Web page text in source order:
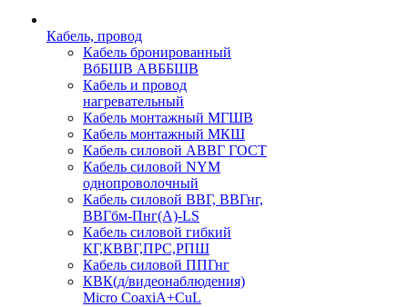
Кабель, провод
Кабель бронированный
ВбБШВ АВББШВ
Кабель и провод
нагревательный
Кабель монтажный МГШВ
Кабель монтажный МКШ
Кабель силовой АВВГ ГОСТ
Кабель силовой NYM
однопроволочный
Кабель силовой ВВГ, ВВГнг,
ВВГбм-Пнг(А)-LS
Кабель силовой гибкий
КГ,КВВГ,ПРС,РПШ
Кабель силовой ППГнг
КВК(д/видеонаблюдения)
Micro CoaxiA+CuL